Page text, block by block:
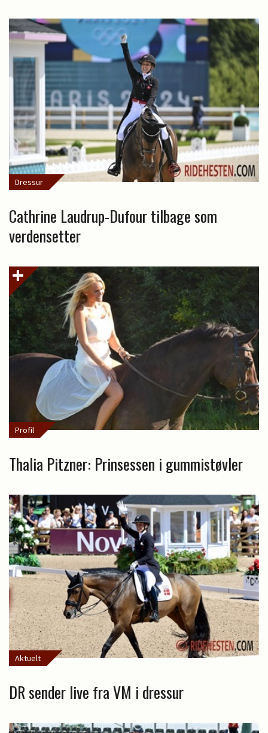
Dressur
Cathrine Laudrup-Dufour tilbage som
verdensetter
Profil
Thalia Pitzner: Prinsessen i gummistøvler
Aktuelt
DR sender live fra VM i dressur